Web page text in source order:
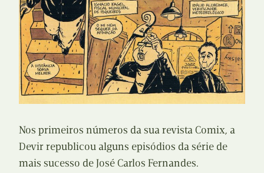
Nos primeiros números da sua revista Comix, a
Devir republicou alguns episódios da série de
mais sucesso de José Carlos Fernandes.